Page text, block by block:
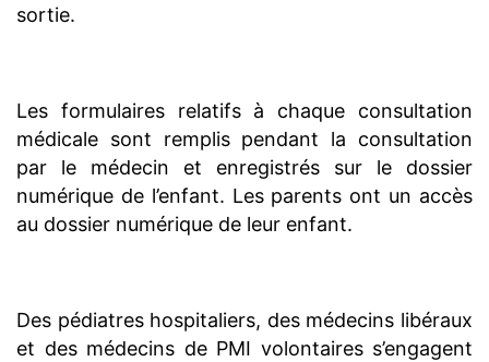
sortie.
Les formulaires relatifs à chaque consultation
médicale sont remplis pendant la consultation
par le médecin et enregistrés sur le dossier
numérique de l’enfant. Les parents ont un accès
au dossier numérique de leur enfant.
Des pédiatres hospitaliers, des médecins libéraux
et des médecins de PMI volontaires s’engagent